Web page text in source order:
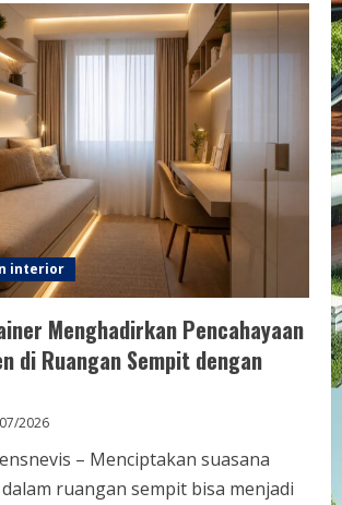
interior
Menghadirkan Pencahayaan
di Ruangan Sempit dengan
2026
– Menciptakan suasana
ruangan sempit bisa menjadi